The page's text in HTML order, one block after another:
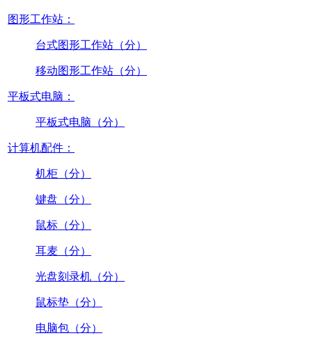
图形工作站：
台式图形工作站（分）
移动图形工作站（分）
平板式电脑：
平板式电脑（分）
计算机配件：
机柜（分）
键盘（分）
鼠标（分）
耳麦（分）
光盘刻录机（分）
鼠标垫（分）
电脑包（分）